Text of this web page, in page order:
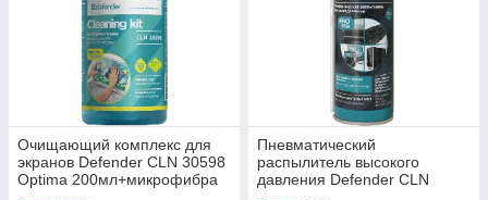
Очищающий комплекс для
экранов Defender CLN 30598
Optima 200мл+микрофибра
Пневматический
распылитель высокого
давления Defender CLN